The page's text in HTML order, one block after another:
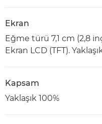
Ekran
Eğme türü 7,1 cm (2,8
Ekran LCD (TFT).
Kapsam
Yaklaşık 100%